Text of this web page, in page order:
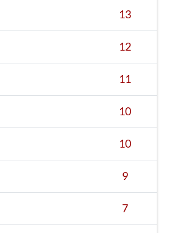
13
12
11
10
10
9
7